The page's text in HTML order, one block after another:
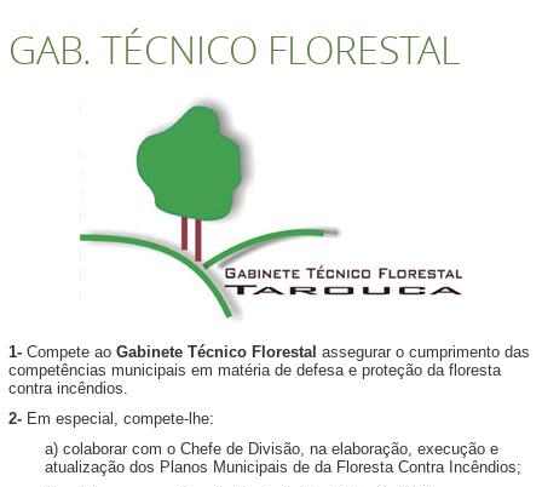
GAB. TÉCNICO FLORESTAL
1- Compete ao Gabinete Técnico Florestal assegurar o cumprimento das
competências municipais em matéria de defesa e proteção da floresta
contra incêndios.
2- Em especial, compete-lhe:
a) colaborar com o Chefe de Divisão, na elaboração, execução e
atualização dos Planos Municipais de da Floresta Contra Incêndios;